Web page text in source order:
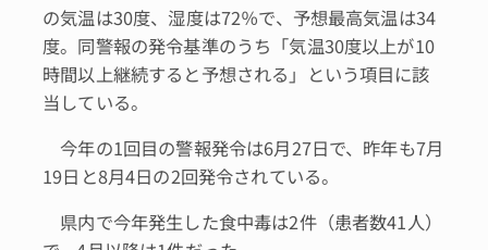
の気温は30度、湿度は72％で、予想最高気温は34
度。同警報の発令基準のうち「気温30度以上が10
時間以上継続すると予想される」という項目に該
当している。
今年の1回目の警報発令は6月27日で、昨年も7月
19日と8月4日の2回発令されている。
県内で今年発生した食中毒は2件（患者数41人）